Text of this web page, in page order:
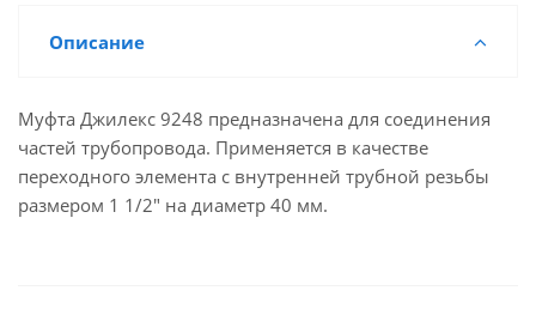
Описание
Муфта Джилекс 9248 предназначена для соединения
частей трубопровода. Применяется в качестве
переходного элемента с внутренней трубной резьбы
размером 1 1/2" на диаметр 40 мм.